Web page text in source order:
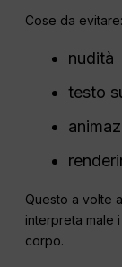
Cose da evitare:
nudità
testo
Questo a volte
interpreta male
corpo.